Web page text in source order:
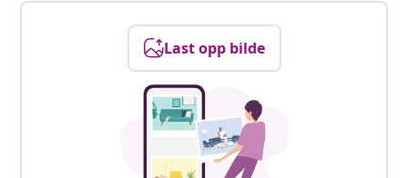
Last opp bilde